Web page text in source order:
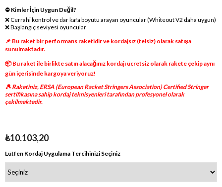
⛔ Kimler İçin Uygun Değil?
❌ Cerrahi kontrol ve dar kafa boyutu arayan oyuncular (Whiteout V2 daha uygun)
❌ Başlangıç seviyesi oyuncular
📌 Bu raket bir performans raketidir ve kordajsız (telsiz) olarak satışa
sunulmaktadır.
📦 Bu raket ile birlikte satın alacağınız kordajı ücretsiz olarak rakete çekip aynı
gün içerisinde kargoya veriyoruz!
🎾 Raketiniz, ERSA (European Racket Stringers Association) Certified Stringer
sertifikasına sahip kordaj teknisyenleri tarafından profesyonel olarak
çekilmektedir.
₺10.103,20
Lütfen Kordaj Uygulama Tercihinizi Seçiniz